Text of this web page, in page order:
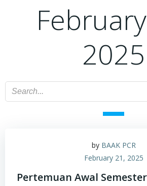
2025
by BAAK PCR
February 21, 2025
Pertemuan Awal